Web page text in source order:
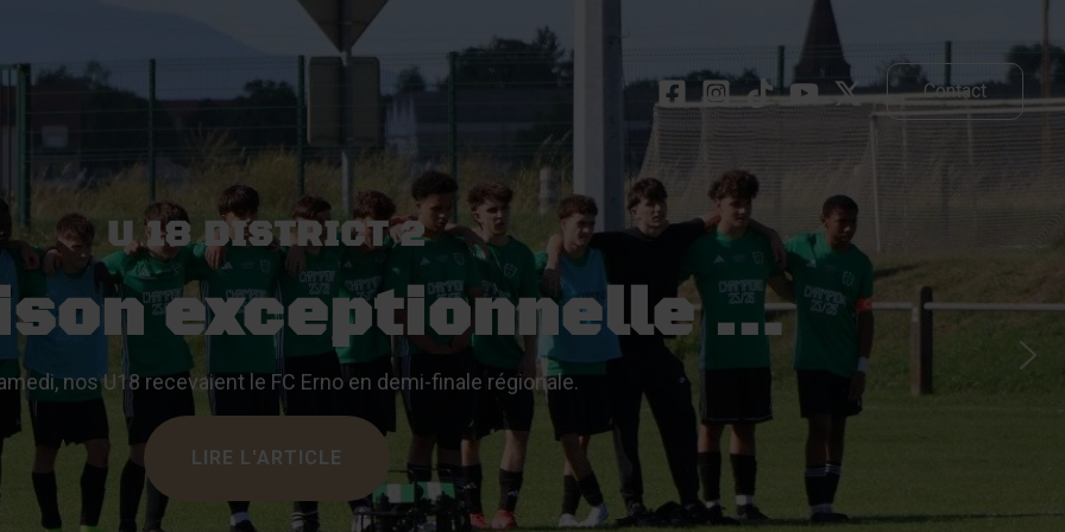
Contact
U 18 DISTRICT 2
exceptionnelle …
nos U18 recevaient le FC Erno en demi-finale régionale.
LIRE L'ARTICLE